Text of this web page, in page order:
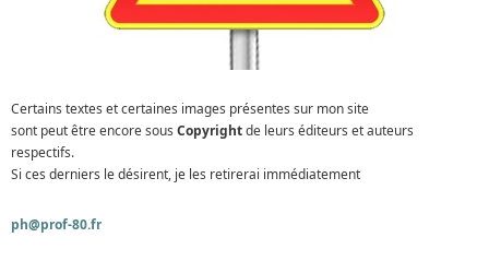
Certains textes et certaines images présentes sur mon site
sont peut être encore sous Copyrightde leurs éditeurs et auteurs
respectifs.
Si ces derniers le désirent, je les retirerai immédiatement
ph@prof-80.fr